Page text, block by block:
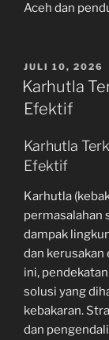
Aceh dan
POSTED
ON
JULI 10, 2026
Karhutla
Efektif
Karhutla
Efektif
Karhutla
permasalahan
dampak
dan
ini,
solusi yang
kebakaran.
dan